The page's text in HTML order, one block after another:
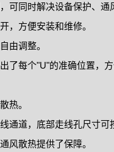
可同时解决设备保护、通
，方便安装和维修。
由调整。
了每个"U"的准确位置，方
热。
通道，底部走线孔尺寸可
风散热提供了保障。